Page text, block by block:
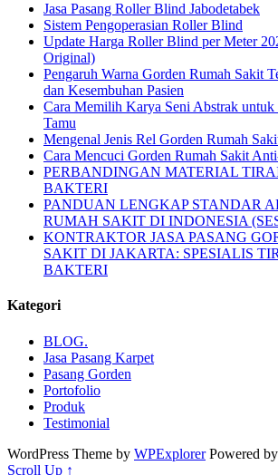
Jasa Pasang Roller Blind Jabodetabek
Sistem Pengoperasian Roller Blind
Update Harga Roller Blind per Meter
Original)
Pengaruh Warna Gorden Rumah Sakit
dan Kesembuhan Pasien
Cara Memilih Karya Seni Abstrak
Tamu
Mengenal Jenis Rel Gorden Rumah
Cara Mencuci Gorden Rumah Sakit
PERBANDINGAN MATERIAL
BAKTERI
PANDUAN LENGKAP STANDAR
RUMAH SAKIT DI INDONESIA
KONTRAKTOR JASA PASANG
SAKIT DI JAKARTA: SPESIALIS
BAKTERI
Kategori
BLOG.
Jasa Pasang Karpet
Pasang Gorden
Portofolio
Produk
Testimonial
WordPress Theme by WPExplorerPowered by
Scroll Up ↑